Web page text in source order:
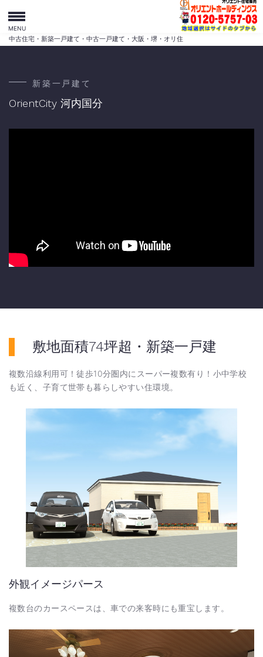
中古住宅・新築一戸建て・中古一戸建て・大阪・堺・オリ住
MENU
新築一戸建て
OrientCity 河内国分
敷地面積74坪超・新築一戸建
複数沿線利用可！徒歩10分圏内にスーパー複数有り！小中学校
も近く、子育て世帯も暮らしやすい住環境。
外観イメージパース
複数台のカースペースは、車での来客時にも重宝します。